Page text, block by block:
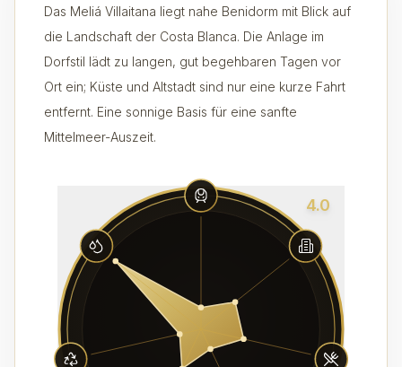
Das Meliá Villaitana liegt nahe Benidorm mit Blick auf
die Landschaft der Costa Blanca. Die Anlage im
Dorfstil lädt zu langen, gut begehbaren Tagen vor
Ort ein; Küste und Altstadt sind nur eine kurze Fahrt
entfernt. Eine sonnige Basis für eine sanfte
Mittelmeer-Auszeit.
4.0